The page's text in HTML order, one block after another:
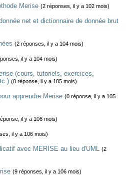
Merise (2 réponses, il y a 102 mois)
net et dictionnaire de donnée brut
(2 réponses, il y a 104 mois)
il y a 104 mois)
(cours, tutoriels, exercices,
(0 réponse, il y a 105 mois)
apprendre Merise (0 réponse, il y a 105
il y a 106 mois)
il y a 106 mois)
avec MERISE au lieu d'UML (2
(9 réponses, il y a 106 mois)